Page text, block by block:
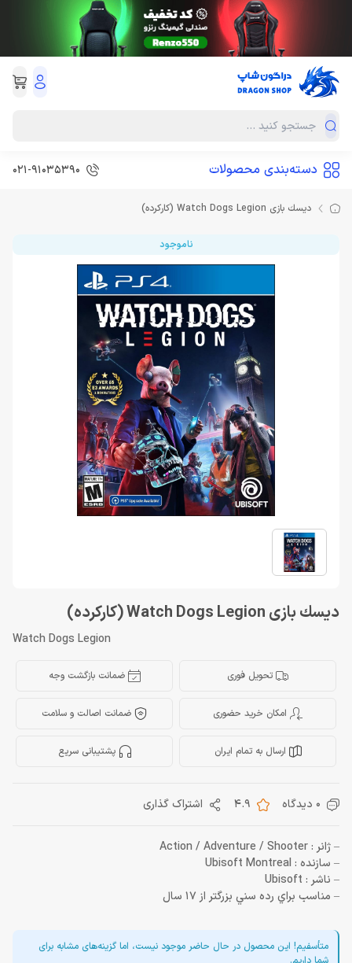
دسته‌بندی محصولات 021-91035390
ديسك بازی Watch Dogs Legion (کارکرده)
ناموجود
ديسك بازی Watch Dogs Legion (کارکرده)
Watch Dogs Legion
تحویل فوری ضمانت بازگشت وجه
امکان خرید حضوری ضمانت اصالت و سلامت
ارسال به تمام ایران پشتیبانی سریع
0 دیدگاه 4.9 اشتراک گذاری
– ژانر : Action / Adventure / Shooter
– سازنده : Ubisoft Montreal
– ناشر : Ubisoft
– مناسب براي رده سني بزرگتر از 17 سال
متأسفیم! این محصول در حال حاضر موجود نیست، اما گزینه‌های مشابه برای